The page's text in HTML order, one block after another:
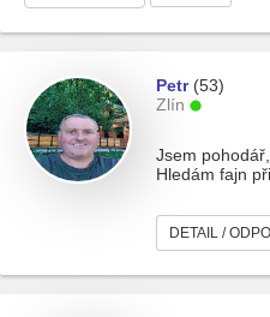
Petr(53)
Zlín
Jsem
Hledám fajn
DETAIL /